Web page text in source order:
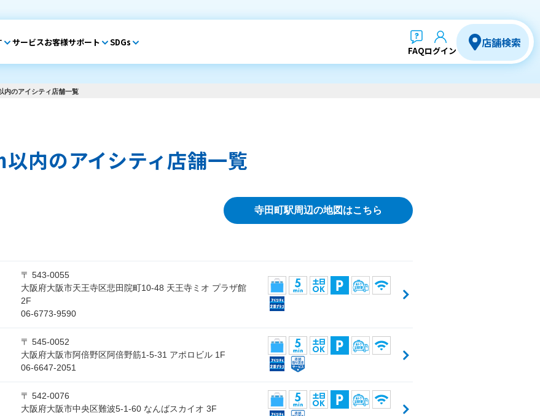
サービスお客様サポート SDGs
FAQログイン
店舗検索
内のアイシティ店舗一覧
内のアイシティ店舗一覧
寺田町駅周辺の地図はこちら
〒 543-0055
大阪府大阪市天王寺区悲田院町10-48 天王寺ミオ プラザ館
2F
06-6773-9590
〒 545-0052
大阪府大阪市阿倍野区阿倍野筋1-5-31 アポロビル 1F
06-6647-2051
〒 542-0076
大阪府大阪市中央区難波5-1-60 なんばスカイオ 3F